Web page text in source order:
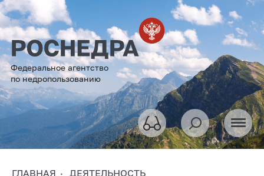
Федеральное агентство
по недропользованию
ГЛАВНАЯ
ДЕЯТЕЛЬНОСТЬ